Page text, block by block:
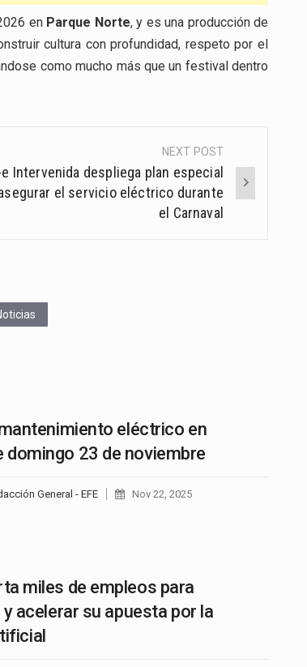
en Parque Norte, y es una producción de
cultura con profundidad, respeto por el
como mucho más que un festival dentro
NEXT POST
Intervenida despliega plan especial
el servicio eléctrico durante
el Carnaval
eléctrico en
domingo 23 de noviembre
General - EFE Nov 22, 2025
miles de empleos para
acelerar su apuesta por la